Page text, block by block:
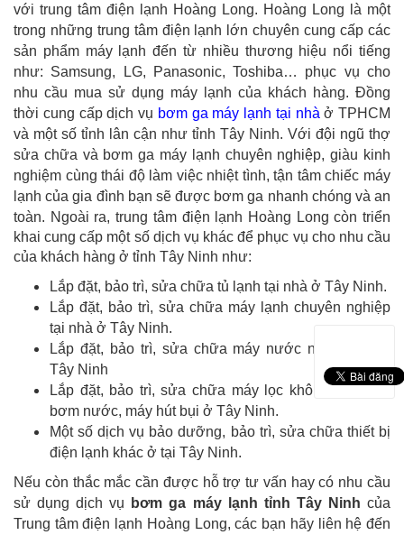
với trung tâm điện lạnh Hoàng Long. Hoàng Long là một
trong những trung tâm điện lạnh lớn chuyên cung cấp các
sản phẩm máy lạnh đến từ nhiều thương hiệu nổi tiếng
như: Samsung, LG, Panasonic, Toshiba… phục vụ cho
nhu cầu mua sử dụng máy lạnh của khách hàng. Đồng
thời cung cấp dịch vụ bơm ga máy lạnh tại nhà ở TPHCM
và một số tỉnh lân cận như tỉnh Tây Ninh. Với đội ngũ thợ
sửa chữa và bơm ga máy lạnh chuyên nghiệp, giàu kinh
nghiệm cùng thái độ làm việc nhiệt tình, tận tâm chiếc máy
lạnh của gia đình bạn sẽ được bơm ga nhanh chóng và an
toàn. Ngoài ra, trung tâm điện lạnh Hoàng Long còn triển
khai cung cấp một số dịch vụ khác để phục vụ cho nhu cầu
của khách hàng ở tỉnh Tây Ninh như:
Lắp đặt, bảo trì, sửa chữa tủ lạnh tại nhà ở Tây Ninh.
Lắp đặt, bảo trì, sửa chữa máy lạnh chuyên nghiệp
tại nhà ở Tây Ninh.
Lắp đặt, bảo trì, sửa chữa máy nước nóng lạnh ở
Tây Ninh
Lắp đặt, bảo trì, sửa chữa máy lọc không khí, máy
bơm nước, máy hút bụi ở Tây Ninh.
Một số dịch vụ bảo dưỡng, bảo trì, sửa chữa thiết bị
điện lạnh khác ở tại Tây Ninh.
Nếu còn thắc mắc cần được hỗ trợ tư vấn hay có nhu cầu
sử dụng dịch vụ
bơm ga máy lạnh tỉnh Tây Ninh của
Trung tâm điện lạnh Hoàng Long, các bạn hãy liên hệ đến